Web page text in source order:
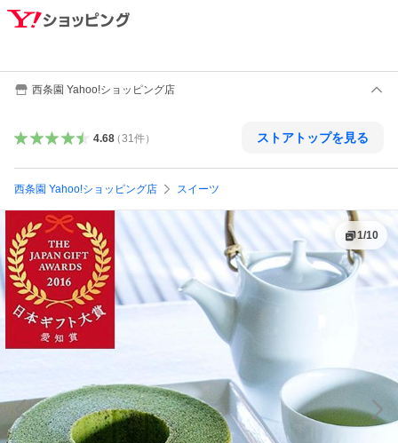
西条園 Yahoo!ショッピング店
4.68（31件） ストアトップを見る
西条園 Yahoo!ショッピング店 スイーツ
1/10